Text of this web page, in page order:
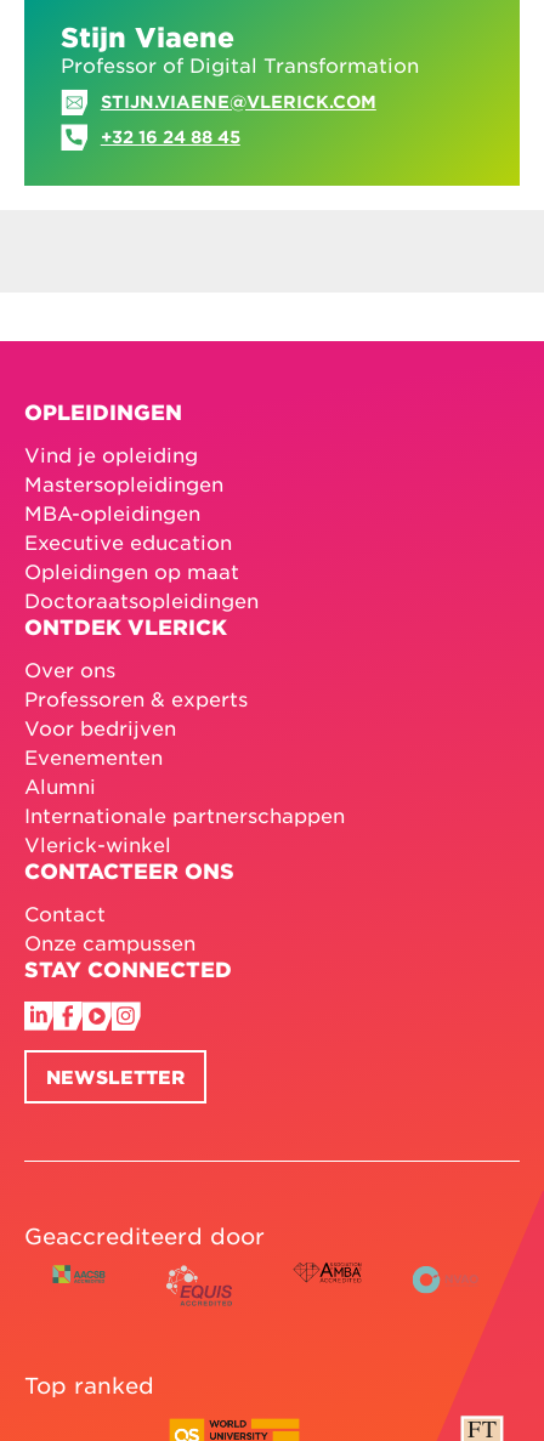
Stijn Viaene
Professor of Digital Transformation
STIJN.VIAENE@VLERICK.COM
+32 16 24 88 45
OPLEIDINGEN
Vind je opleiding
Mastersopleidingen
MBA-opleidingen
Executive education
Opleidingen op maat
Doctoraatsopleidingen
ONTDEK VLERICK
Over ons
Professoren & experts
Voor bedrijven
Evenementen
Alumni
Internationale partnerschappen
Vlerick-winkel
CONTACTEER ONS
Contact
Onze campussen
STAY CONNECTED
NEWSLETTER
Geaccrediteerd door
Top ranked